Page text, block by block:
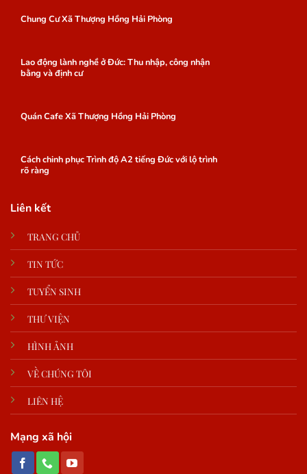
Chung Cư Xã Thượng Hồng Hải Phòng
Lao động lành nghề ở Đức: Thu nhập, công nhận
bằng và định cư
Quán Cafe Xã Thượng Hồng Hải Phòng
Cách chinh phục Trình độ A2 tiếng Đức với lộ trình
rõ ràng
Liên kết
TRANG CHỦ
TIN TỨC
TUYỂN SINH
THƯ VIỆN
HÌNH ẢNH
VỀ CHÚNG TÔI
LIÊN HỆ
Mạng xã hội